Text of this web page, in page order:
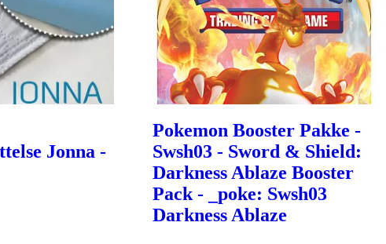
Jonna -
Pokemon Booster Pakke -
Swsh03 - Sword & Shield:
Darkness Ablaze Booster
Pack - _poke: Swsh03
Darkness Ablaze